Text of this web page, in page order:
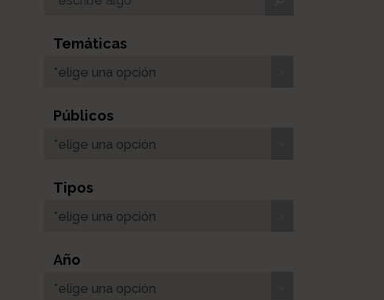
Temáticas
*elige una opción
Públicos
*elige una opción
Tipos
*elige una opción
Año
*elige una opción